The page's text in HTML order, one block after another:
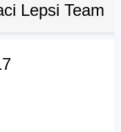
Lepsi Team